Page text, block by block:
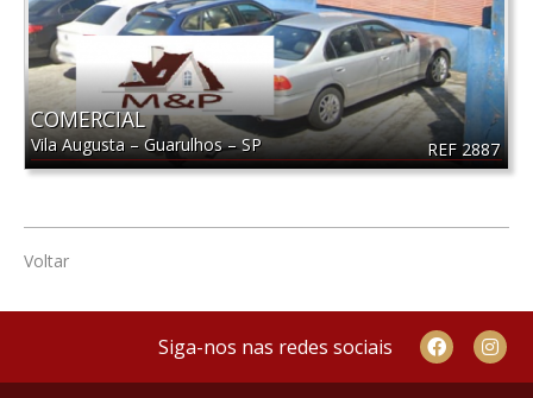
REF 2887
COMERCIAL
Vila Augusta–Guarulhos–SP
Voltar
Siga-nos nas redes sociais